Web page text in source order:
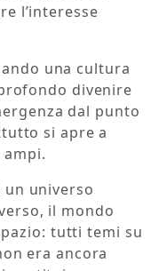
l’interesse
una cultura
divenire
dal punto
si apre a
un universo
il mondo
tutti temi su
era ancora